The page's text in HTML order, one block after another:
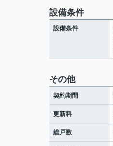
設備条件
設備条件
その他
契約期間
更新料
総戸数